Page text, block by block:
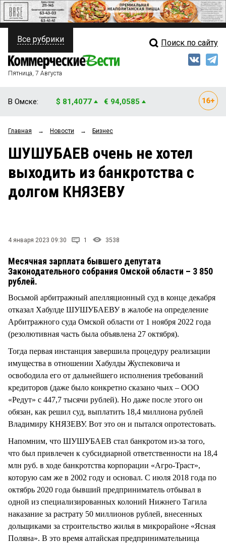
ПОЛИТИКА
ФИНАНСЫ
ОБЩЕСТВО
ЗАКОН
НОВОСТИ КОМПАНИЙ
Свежий выпуск
Рейтинги
Блоги
Все рубрики Поиск по сайту
Пятница, 7 Августа
В Омске: $ 81,4077 € 94,0585
Главная → Новости → Бизнес
ШУШУБАЕВ очень не хотел
выходить из банкротства с
долгом КНЯЗЕВУ
4 января 2023 09:30 1 3538
Месячная зарплата бывшего депутата
Законодательного собрания Омской области – 3 850
рублей.
Восьмой арбитражный апелляционный суд в конце декабря
отказал Хабулде ШУШУБАЕВУ в жалобе на определение
Арбитражного суда Омской области от 1 ноября 2022 года
(резолютивная часть была объявлена 27 октября).
Тогда первая инстанция завершила процедуру реализации
имущества в отношении Хабулды Жуспековича и
освободила его от дальнейшего исполнения требований
кредиторов (даже было конкретно сказано чьих – ООО
«Редут» с 447,7 тысячи рублей). Но даже после этого он
обязан, как решил суд, выплатить 18,4 миллиона рублей
Владимиру КНЯЗЕВУ. Вот это он и пытался опротестовать.
Напомним, что ШУШУБАЕВ стал банкротом из-за того,
что был привлечен к субсидиарной ответственности на 18,4
млн руб. в ходе банкротства корпорации «Агро-Траст»,
которую сам же в 2002 году и основал. С июля 2018 года по
октябрь 2020 года бывший предприниматель отбывал в
одной из специализированных колоний Нижнего Тагила
наказание за растрату 50 миллионов рублей, внесенных
дольщиками за строительство жилья в микрорайоне «Ясная
Поляна». В это время алтайская предпринимательница